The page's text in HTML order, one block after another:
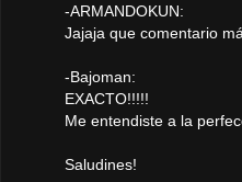
-ARMANDOKUN:
Jajaja que comentario
-Bajoman:
EXACTO!!!!!
Me entendiste a la
Saludines!